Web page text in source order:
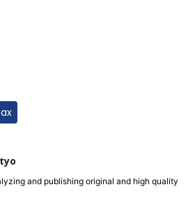
and publishing original and high quality